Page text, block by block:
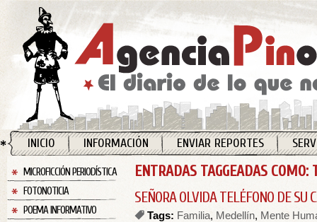
INICIO INFORMACIÓN ENVIAR REPORTES
MICROFICCIÓN PERIODÍSTICA
FOTONOTICIA
POEMA INFORMATIVO
ENTRADAS TAGGEADAS COMO:
SEÑORA OLVIDA TELÉFONO DE SU
Tags: Familia, Medellín, Mente